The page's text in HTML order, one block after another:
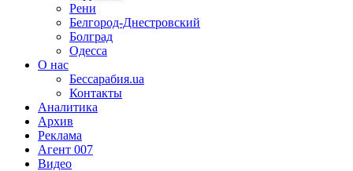
Рени
Белгород-Днестровский
Болград
Одесса
О нас
Бессарабия.ua
Контакты
Аналитика
Архив
Реклама
Агент 007
Видео